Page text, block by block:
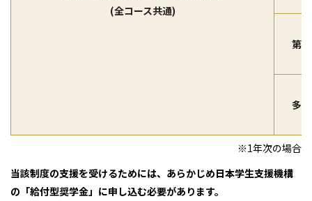
(全コース共通)
第Ⅳ
多
※1年次の場合
当該制度の支援を受けるためには、あらかじめ日本学生支援機構
の「給付型奨学金」に申し込む必要があります。